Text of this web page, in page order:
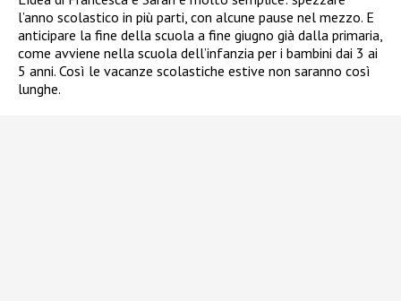
l’anno scolastico in più parti, con alcune pause nel mezzo. E
anticipare la fine della scuola a fine giugno già dalla primaria,
come avviene nella scuola dell’infanzia per i bambini dai 3 ai
5 anni. Così le vacanze scolastiche estive non saranno così
lunghe.